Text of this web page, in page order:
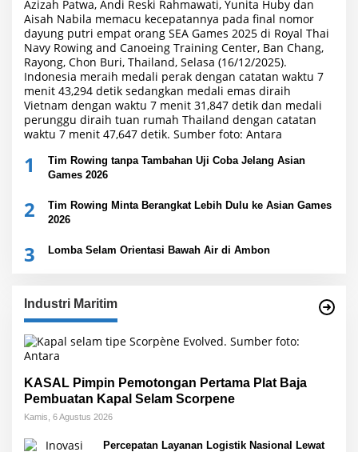
1
Tim Rowing tanpa Tambahan Uji Coba Jelang Asian
Games 2026
2
Tim Rowing Minta Berangkat Lebih Dulu ke Asian Games
2026
3 Lomba Selam Orientasi Bawah Air di Ambon
Industri Maritim
KASAL Pimpin Pemotongan Pertama Plat Baja
Pembuatan Kapal Selam Scorpene
Kamis, 6 Agustus 2026
Percepatan Layanan Logistik Nasional Lewat